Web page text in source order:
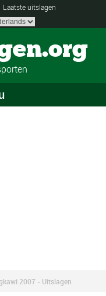
Laatste uitslagen
2007 - Uitslagen